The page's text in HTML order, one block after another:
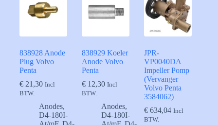
838928 Anode
Plug Volvo
Penta
€ 21,30 Incl
BTW.
Anodes,
D4-180I-
838929 Koeler
Anode Volvo
Penta
€ 12,30 Incl
BTW.
Anodes,
D4-180I-
JPR-
VP0040DA
Impeller Pomp
(Vervanger
Volvo Penta
3584062)
€ 634,04 Incl
BTW.